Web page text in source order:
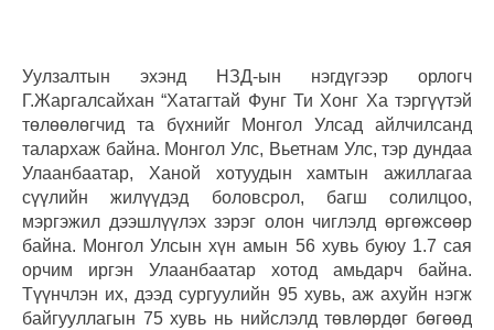
Уулзалтын эхэнд НЗД-ын нэгдүгээр орлогч
Г.Жаргалсайхан “Хатагтай Фунг Ти Хонг Ха тэргүүтэй
төлөөлөгчид та бүхнийг Монгол Улсад айлчилсанд
талархаж байна. Монгол Улс, Вьетнам Улс, тэр дундаа
Улаанбаатар, Ханой хотуудын хамтын ажиллагаа
сүүлийн жилүүдэд боловсрол, багш солилцоо,
мэргэжил дээшлүүлэх зэрэг олон чиглэлд өргөжсөөр
байна. Монгол Улсын хүн амын 56 хувь буюу 1.7 сая
орчим иргэн Улаанбаатар хотод амьдарч байна.
Түүнчлэн их, дээд сургуулийн 95 хувь, аж ахуйн нэгж
байгууллагын 75 хувь нь нийслэлд төвлөрдөг бөгөөд